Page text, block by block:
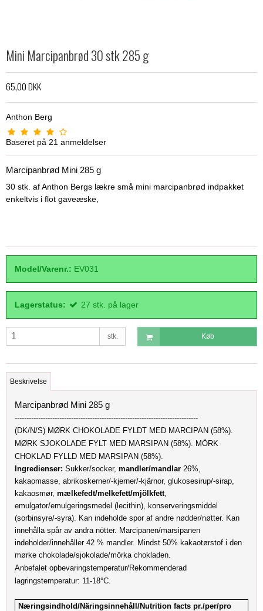
Mini Marcipanbrød 30 stk 285 g
65,00 DKK
Anthon Berg
Baseret på 21 anmeldelser
Marcipanbrød Mini 285 g
30 stk. af Anthon Bergs lækre små mini marcipanbrød indpakket
enkeltvis i flot gaveæske,
Model/Varenr.: EV031
Lagerstatus: 27 stk. på lager
stk. Køb
Beskrivelse
Marcipanbrød Mini 285 g
------------------------------------------------------------------------------
(DK/N/S) MØRK CHOKOLADE FYLDT MED MARCIPAN (58%).
MØRK SJOKOLADE FYLT MED MARSIPAN (58%). MÖRK
CHOKLAD FYLLD MED MARSIPAN (58%).
Ingredienser: Sukker/socker, mandler/mandlar 26%,
kakaomasse, abrikoskerner/-kjerner/-kjärnor, glukosesirup/-sirap,
kakaosmør, mælkefedt/melkefett/mjölkfett
emulgator/emulgeringsmedel (lecithin), konserveringsmiddel
(sorbinsyre/-syra).
Kan indeholde spor af andre nødder/nøtter. Kan
innehålla spår av andra nötter. Marcipanen/marsipanen
indeholder/innehåller 42 % mandler. Mindst 50% kakaotørstof i den
mørke chokolade/sjokolade/mörka chokladen.
Anbefalet opbevaringstemperatur/Rekommenderad
lagringstemperatur: 11-18°C.
Næringsindhold/Näringsinnehåll/Nutrition facts pr./per/pro